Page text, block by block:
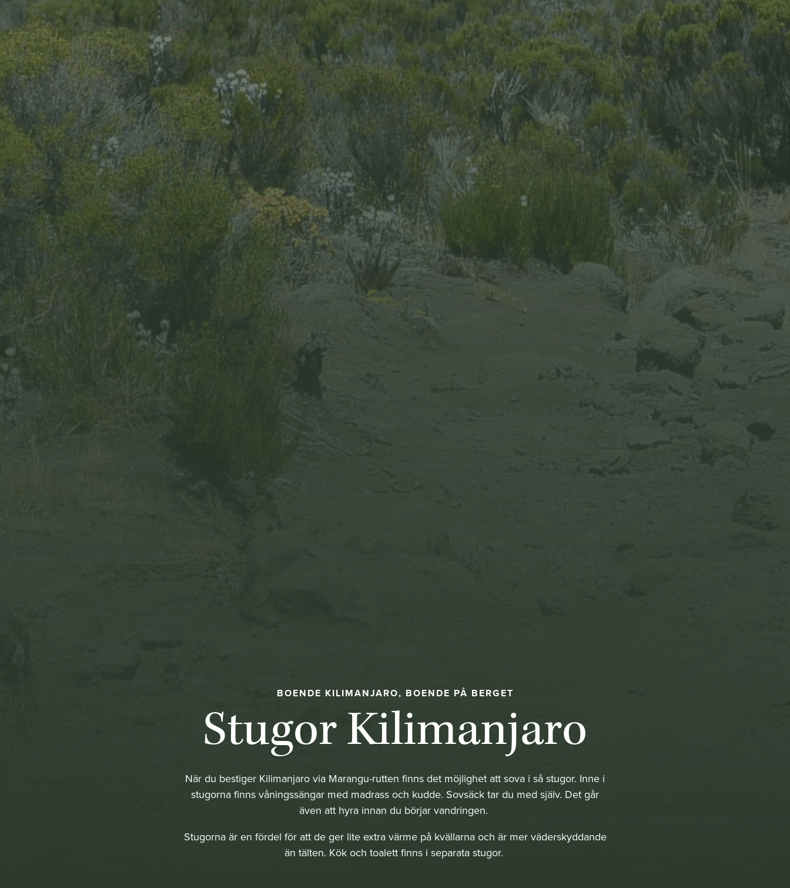
BOENDE KILIMANJARO, BOENDE PÅ BERGET
Stugor Kilimanjaro
När du bestiger Kilimanjaro via Marangu-rutten finns det möjlighet att sova i så stugor. Inne i
stugorna finns våningssängar med madrass och kudde. Sovsäck tar du med själv. Det går
även att hyra innan du börjar vandringen.
Stugorna är en fördel för att de ger lite extra värme på kvällarna och är mer väderskyddande
än tälten. Kök och toalett finns i separata stugor.